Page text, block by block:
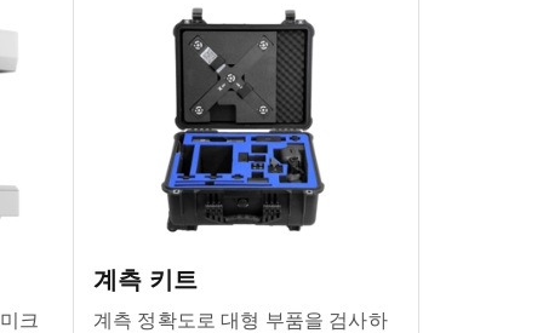
크
계측 키트
계측 정확도로 대형 부품을 검사하